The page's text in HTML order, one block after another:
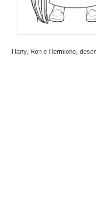
Harry, Ron e Hermione,